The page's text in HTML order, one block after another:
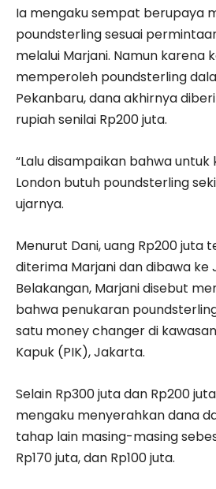
Ia mengaku sempat berupaya
poundsterling sesuai
melalui Marjani. Namun karena
memperoleh poundsterling
Pekanbaru, dana akhirnya
rupiah senilai Rp200 juta.
“Lalu disampaikan bahwa
London butuh poundsterling
ujarnya.
Menurut Dani, uang Rp200 juta
diterima Marjani dan dibawa ke
Belakangan, Marjani disebut
bahwa penukaran
satu money changer di
Kapuk (PIK), Jakarta.
Selain Rp300 juta dan Rp200
mengaku menyerahkan dana
tahap lain masing-masing
Rp170 juta, dan Rp100 juta.